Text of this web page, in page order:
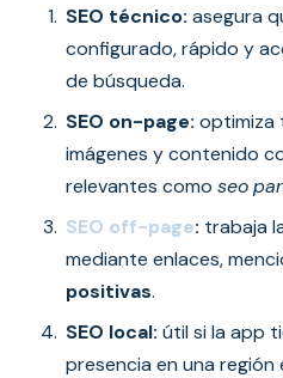
SEO técnico: asegura
configurado, rápido y
de búsqueda.
SEO on-page: optimiza
imágenes y contenido
relevantes como seo
SEO off-page: trabaja
mediante enlaces,
positivas.
SEO local: útil si la app
presencia en una región